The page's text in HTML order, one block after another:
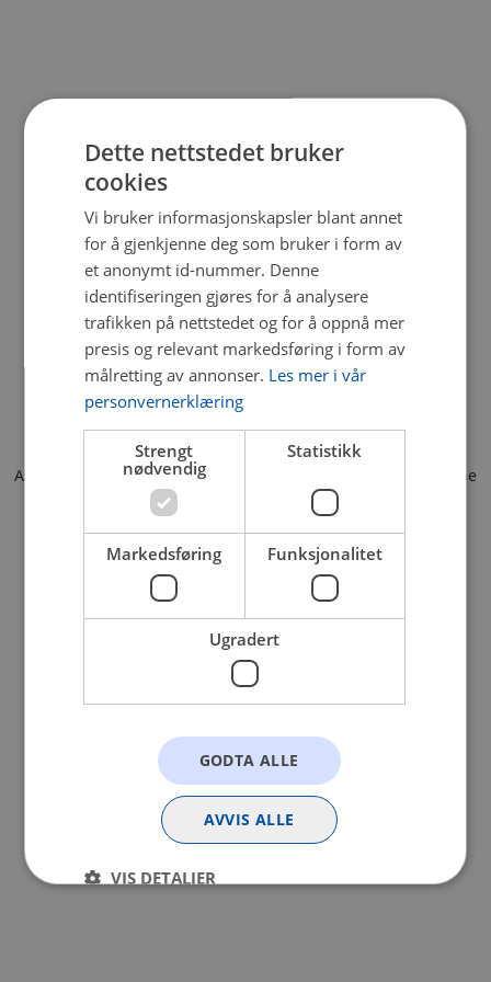
Application error: a client-side exception has occurred (see the
browser console for more information).
Dette nettstedet bruker
cookies
Vi bruker informasjonskapsler blant annet
for å gjenkjenne deg som bruker i form av
et anonymt id-nummer. Denne
identifiseringen gjøres for å analysere
trafikken på nettstedet og for å oppnå mer
presis og relevant markedsføring i form av
målretting av annonser. Les mer i vår
personvernerklæring
Strengt
nødvendig
Statistikk
Markedsføring Funksjonalitet
Ugradert
GODTA ALLE
AVVIS ALLE
VIS DETALJER